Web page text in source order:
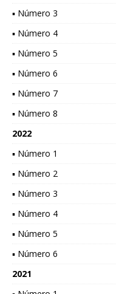
▪ Número 3
▪ Número 4
▪ Número 5
▪ Número 6
▪ Número 7
▪ Número 8
2022
▪ Número 1
▪ Número 2
▪ Número 3
▪ Número 4
▪ Número 5
▪ Número 6
2021